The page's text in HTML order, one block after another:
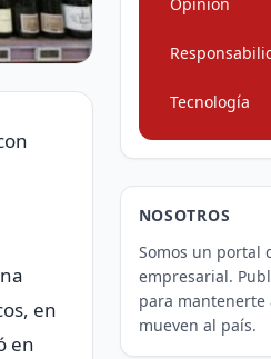
en
en
Tecnología
NOSOTROS
Somos un portal
empresarial.
para mantenerte
mueven al país.